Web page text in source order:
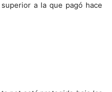
a la que pagó hace